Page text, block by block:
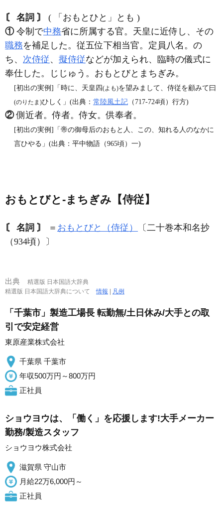
〘 名詞 〙
( 「おもとひと」とも )
①令制で中務省に所属する官。天皇に近侍し、その
職務を補足した。従五位下相当官。定員八名。の
ち、 次侍従 、 擬侍従などが加えられ、臨時の儀式に
奉仕した。じじゅう。おもとびとまちぎみ。
[初出の実例]「時に、天皇四(よも)を望みまして、侍従を顧みて曰
(のりたま)ひしく」(出典： 常陸風土記 （717‐724頃）行方)
②側近者。侍者。侍女。供奉者。
[初出の実例]「帝の御母后のおもと人、この、知れる人のなかに
言ひやる」(出典：平中物語（965頃）一)
おもとびと‐まちぎみ【侍従】
〘 名詞 〙 ＝ おもとびと（侍従）
〔二十巻本和名抄
（934頃）〕
出典
精選版 日本国語大辞典
精選版 日本国語大辞典について情報 凡例
「千葉市」製造工場長 転勤無/土日休み/大手との取
引で安定経営
東原産業株式会社
千葉県 千葉市
年収500万円～800万円
正社員
ショウヨウは、「働く」を応援します!大手メーカー
勤務/製造スタッフ
ショウヨウ株式会社
滋賀県 守山市
月給22万6,000円～
正社員